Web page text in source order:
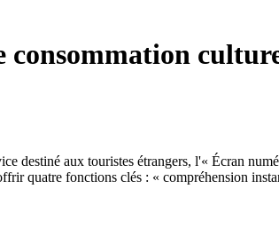
consommation
destiné aux touristes étrangers, l'« Écran
quatre fonctions clés : « compréhension